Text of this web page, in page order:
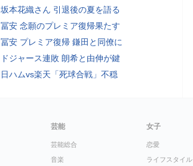
坂本花織さん 引退後の夏を語る
冨安 念願のプレミア復帰果たす
冨安 プレミア復帰 鎌田と同僚に
ドジャース連敗 朗希と由伸が鍵
日ハムvs楽天「死球合戦」不穏
芸能
芸能総合
音楽
女子
恋愛
ライフスタイル